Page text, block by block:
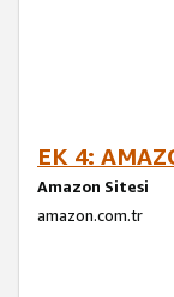
EK 4:
Amazon Sitesi
amazon.com.tr